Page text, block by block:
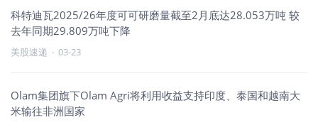
科特迪瓦2025/26年度可可研磨量截至2月底达28.053万吨 较
去年同期29.809万吨下降
美股速递 · 03-23
Olam集团旗下Olam Agri将利用收益支持印度、泰国和越南大
米输往非洲国家